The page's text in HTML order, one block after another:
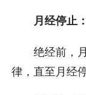
月经停止：
绝经前，月
律，直至月经停